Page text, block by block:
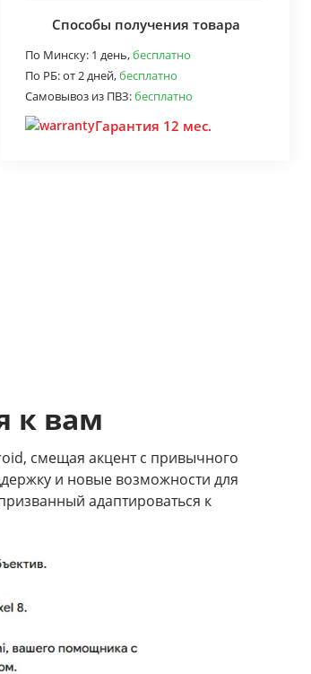
Способы получения товара
По Минску: 1 день,бесплатно
По РБ:от 2 дней,бесплатно
Самовывоз из ПВЗ:бесплатно
Гарантия 12 мес.
к вам
смещая акцент с привычного
и новые возможности для
адаптироваться к